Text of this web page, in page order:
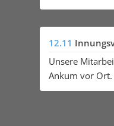
12.11
Unsere
Ankum vor Ort.